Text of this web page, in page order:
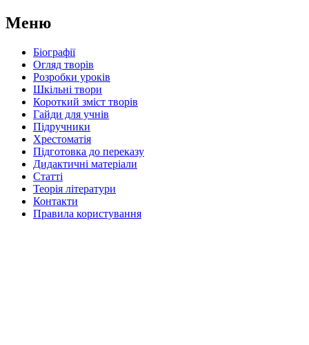
Меню
Біографії
Огляд творів
Розробки уроків
Шкільні твори
Короткий зміст творів
Гайди для учнів
Підручники
Хрестоматія
Підготовка до переказу
Дидактичні матеріали
Статті
Теорія літератури
Контакти
Правила користування